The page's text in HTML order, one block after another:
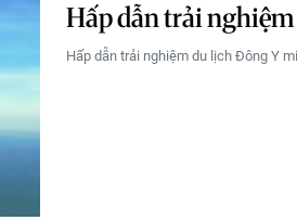
Hấp dẫn trải
Hấp dẫn trải nghiệm du lịch Đông Y